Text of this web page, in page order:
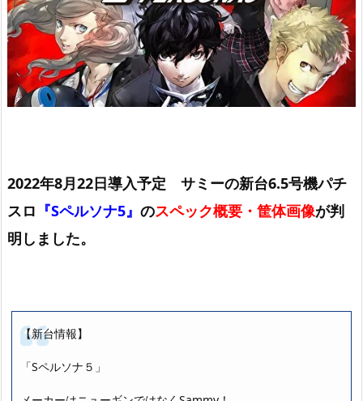
2022年8月22日導入予定 サミーの新台6.5号機パチ
スロ 『Sペルソナ5』 のスペック概要・筐体画像が判
明しました。
【新台情報】
「Sペルソナ５」